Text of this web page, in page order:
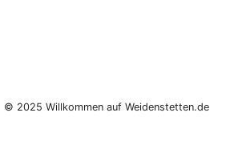
© 2025 Willkommen auf Weidenstetten.de